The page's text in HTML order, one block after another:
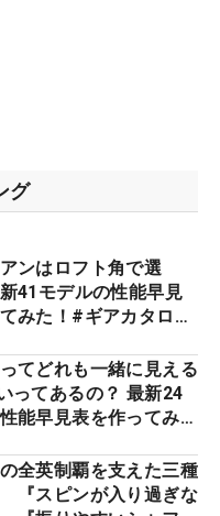
グ
ンはロフト角で選
41モデルの性能早見
みた！#ギアカタログ
てどれも一緒に見える
ってあるの？ 最新24
能早見表を作ってみ
全英制覇を支えた三種
『スピンが入り過ぎな